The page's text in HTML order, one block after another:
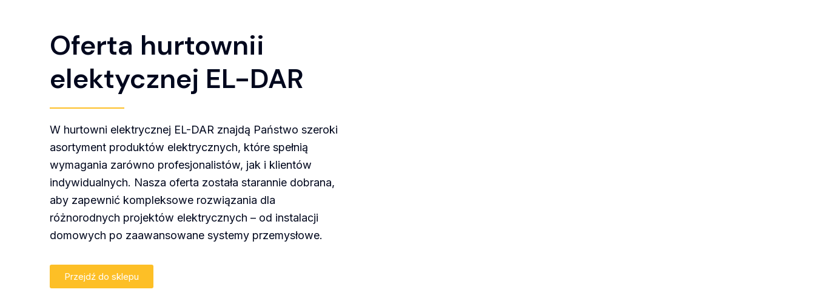
Oferta hurtownii
elektycznej EL-DAR
W hurtowni elektrycznej EL-DAR znajdą Państwo szeroki
asortyment produktów elektrycznych, które spełnią
wymagania zarówno profesjonalistów, jak i klientów
indywidualnych. Nasza oferta została starannie dobrana,
aby zapewnić kompleksowe rozwiązania dla
różnorodnych projektów elektrycznych – od instalacji
domowych po zaawansowane systemy przemysłowe.
Przejdź do sklepu